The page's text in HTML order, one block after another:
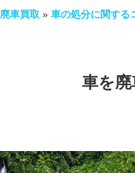
廃車買取 » 車の処分に関する
車を廃